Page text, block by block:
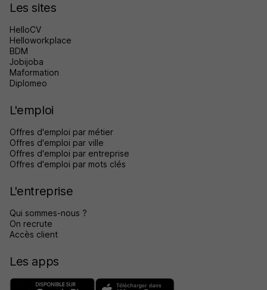
Les sites
HelloCV
Helloworkplace
BDM
Jobijoba
Maformation
Diplomeo
L'emploi
Offres d'emploi par métier
Offres d'emploi par ville
Offres d'emploi par entreprise
Offres d'emploi par mots clés
L'entreprise
Qui sommes-nous ?
On recrute
Accès client
Les apps